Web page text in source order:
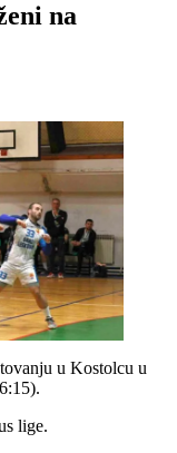
na
u Kostolcu u
lige.